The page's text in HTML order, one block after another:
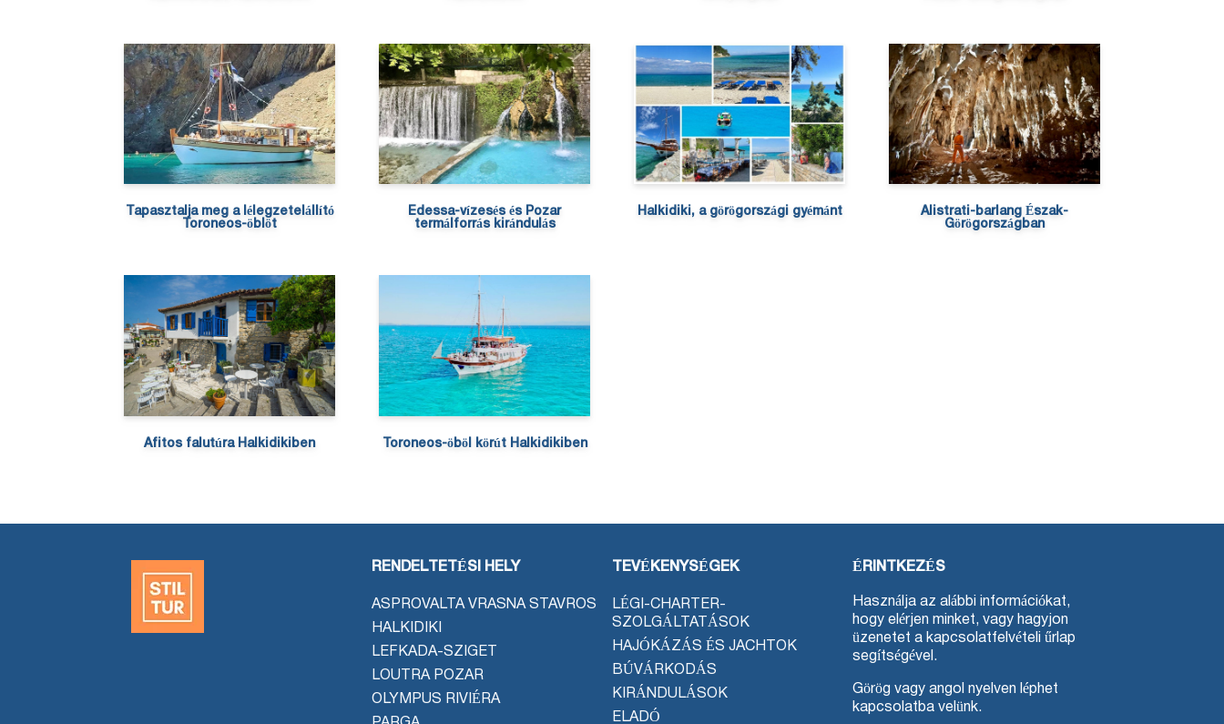
Tapasztalja meg a lélegzetelállító
Toroneos-öblöt
Edessa-vízesés és Pozar
termálforrás kirándulás
Halkidiki, a görögországi gyémánt
Alistrati-barlang Észak-
Görögországban
Afitos falutúra Halkidikiben Toroneos-öböl körút Halkidikiben
RENDELTETÉSI HELY
ASPROVALTA VRASNA STAVROS
HALKIDIKI
LEFKADA-SZIGET
LOUTRA POZAR
OLYMPUS RIVIÉRA
TEVÉKENYSÉGEK
LÉGI-CHARTER-
SZOLGÁLTATÁSOK
HAJÓKÁZÁS ÉS JACHTOK
BÚVÁRKODÁS
KIRÁNDULÁSOK
ELADÓ
ÉRINTKEZÉS
Használja az alábbi információkat,
hogy elérjen minket, vagy hagyjon
üzenetet a kapcsolatfelvételi űrlap
segítségével.
Görög vagy angol nyelven léphet
kapcsolatba velünk.